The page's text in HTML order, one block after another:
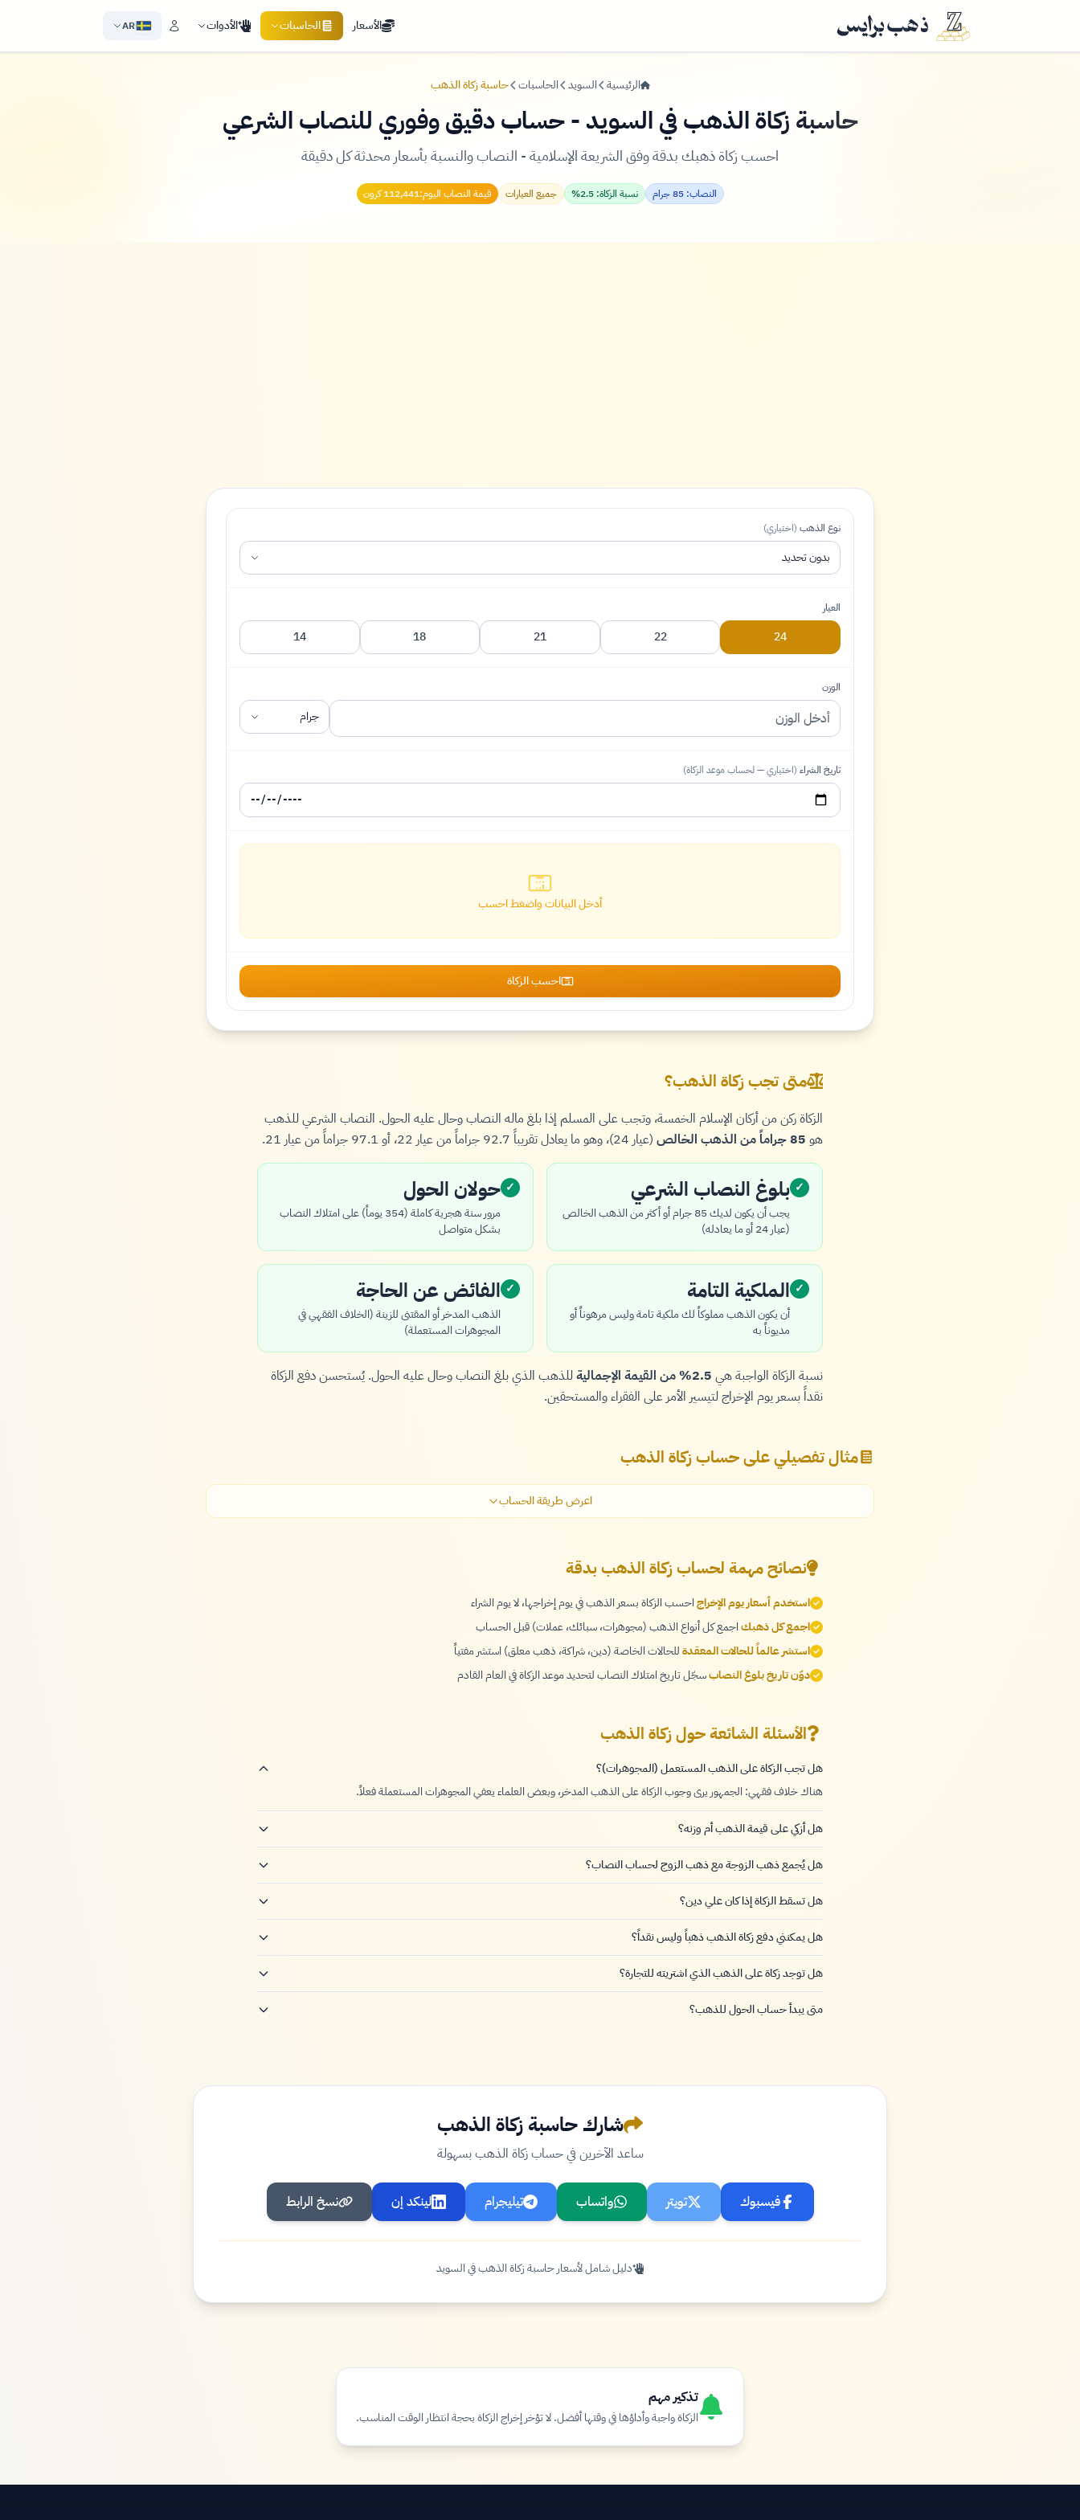
الأسعار الحاسبات الأدوات AR
الرئيسية السويد الحاسبات حاسبة زكاة الذهب
حاسبة زكاة الذهب في السويد - حساب دقيق وفوري للنصاب الشرعي
احسب زكاة ذهبك بدقة وفق الشريعة الإسلامية - النصاب والنسبة بأسعار محدثة كل دقيقة
النصاب: 85 جرام نسبة الزكاة: 2.5% جميع العيارات قيمة النصاب اليوم:112,441 كرون
نوع الذهب (اختياري)
بدون تحديد
العيار
24
22
21
18
14
الوزن
جرام
تاريخ الشراء (اختياري — لحساب موعد الزكاة)
أدخل البيانات واضغط احسب
احسب الزكاة
متى تجب زكاة الذهب؟
الزكاة ركن من أركان الإسلام الخمسة، وتجب على المسلم إذا بلغ ماله النصاب وحال عليه الحول. النصاب الشرعي للذهب
هو 85 جراماً من الذهب الخالص (عيار 24)، وهو ما يعادل تقريباً 92.7 جراماً من عيار 22، أو 97.1 جراماً من عيار 21.
✓ بلوغ النصاب الشرعي
يجب أن يكون لديك 85 جرام أو أكثر من الذهب الخالص
(عيار 24 أو ما يعادله)
✓ حولان الحول
مرور سنة هجرية كاملة (354 يوماً) على امتلاك النصاب
بشكل متواصل
✓ الملكية التامة
أن يكون الذهب مملوكاً لك ملكية تامة وليس مرهوناً أو
مديوناً به
✓ الفائض عن الحاجة
الذهب المدخر أو المقتنى للزينة (الخلاف الفقهي في
المجوهرات المستعملة)
نسبة الزكاة الواجبة هي 2.5% من القيمة الإجمالية
للذهب الذي بلغ النصاب وحال عليه الحول. يُستحسن دفع الزكاة
نقداً بسعر يوم الإخراج لتيسير الأمر على الفقراء والمستحقين.
مثال تفصيلي على حساب زكاة الذهب
اعرض طريقة الحساب
نصائح مهمة لحساب زكاة الذهب بدقة
استخدم أسعار يوم الإخراجاحسب الزكاة بسعر الذهب في يوم إخراجها، لا يوم الشراء
اجمع كل ذهبكاجمع كل أنواع الذهب (مجوهرات، سبائك، عملات) قبل الحساب
استشر عالماً للحالات المعقدةللحالات الخاصة (دين، شراكة، ذهب معلق) استشر مفتياً
دوّن تاريخ بلوغ النصابسجّل تاريخ امتلاك النصاب لتحديد موعد الزكاة في العام القادم
الأسئلة الشائعة حول زكاة الذهب
هل تجب الزكاة على الذهب المستعمل (المجوهرات)؟
هناك خلاف فقهي: الجمهور يرى وجوب الزكاة على الذهب المدخر، وبعض العلماء يعفي المجوهرات المستعملة فعلاً.
هل أزكي على قيمة الذهب أم وزنه؟
هل يُجمع ذهب الزوجة مع ذهب الزوج لحساب النصاب؟
هل تسقط الزكاة إذا كان علي دين؟
هل يمكنني دفع زكاة الذهب ذهباً وليس نقداً؟
هل توجد زكاة على الذهب الذي اشتريته للتجارة؟
متى يبدأ حساب الحول للذهب؟
شارك حاسبة زكاة الذهب
ساعد الآخرين في حساب زكاة الذهب بسهولة
فيسبوك تويتر واتساب تيليجرام لينكد إن نسخ الرابط
دليل شامل لأسعار حاسبة زكاة الذهب في السويد
تذكير مهم
الزكاة واجبة وأداؤها في وقتها أفضل. لا تؤخر إخراج الزكاة بحجة انتظار الوقت المناسب.